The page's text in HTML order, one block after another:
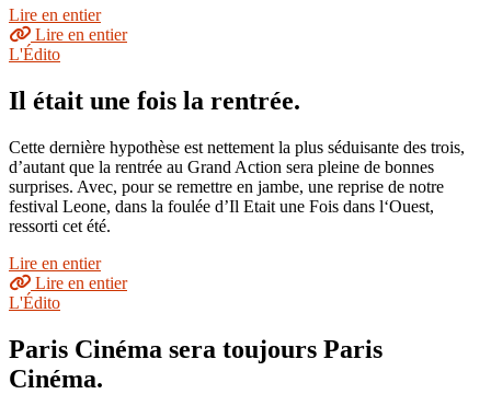
Lire en entier
Lire en entier
L'Édito
Il était une fois la rentrée.
Cette dernière hypothèse est nettement la plus séduisante des trois,
d’autant que la rentrée au Grand Action sera pleine de bonnes
surprises. Avec, pour se remettre en jambe, une reprise de notre
festival Leone, dans la foulée d’Il Etait une Fois dans l‘Ouest,
ressorti cet été.
Lire en entier
Lire en entier
L'Édito
Paris Cinéma sera toujours Paris
Cinéma.